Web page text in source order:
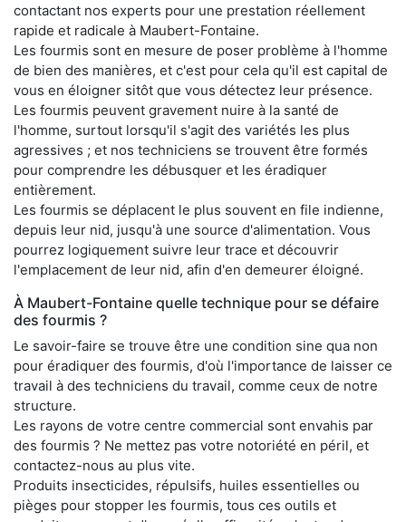
contactant nos experts pour une prestation réellement
rapide et radicale à Maubert-Fontaine.
Les fourmis sont en mesure de poser problème à l'homme
de bien des manières, et c'est pour cela qu'il est capital de
vous en éloigner sitôt que vous détectez leur présence.
Les fourmis peuvent gravement nuire à la santé de
l'homme, surtout lorsqu'il s'agit des variétés les plus
agressives ; et nos techniciens se trouvent être formés
pour comprendre les débusquer et les éradiquer
entièrement.
Les fourmis se déplacent le plus souvent en file indienne,
depuis leur nid, jusqu'à une source d'alimentation. Vous
pourrez logiquement suivre leur trace et découvrir
l'emplacement de leur nid, afin d'en demeurer éloigné.
À Maubert-Fontaine quelle technique pour se défaire
des fourmis ?
Le savoir-faire se trouve être une condition sine qua non
pour éradiquer des fourmis, d'où l'importance de laisser ce
travail à des techniciens du travail, comme ceux de notre
structure.
Les rayons de votre centre commercial sont envahis par
des fourmis ? Ne mettez pas votre notoriété en péril, et
contactez-nous au plus vite.
Produits insecticides, répulsifs, huiles essentielles ou
pièges pour stopper les fourmis, tous ces outils et